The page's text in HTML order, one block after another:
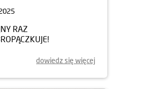
RAZ
dowiedz się więcej